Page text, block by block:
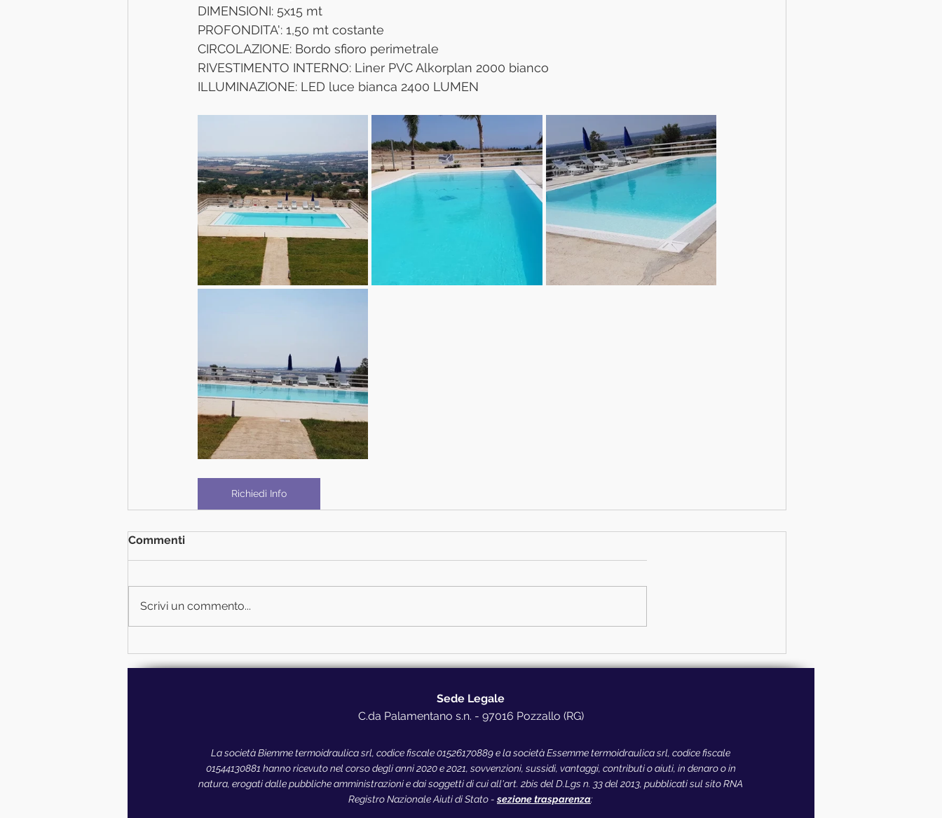
DIMENSIONI: 5x15 mt
PROFONDITA': 1,50 mt costante
CIRCOLAZIONE: Bordo sfioro perimetrale
RIVESTIMENTO INTERNO: Liner PVC Alkorplan 2000 bianco
ILLUMINAZIONE: LED luce bianca 2400 LUMEN
Richiedi Info
Commenti
Scrivi un commento...
Sede Legale
C.da Palamentano s.n. - 97016 Pozzallo (RG)
La società Biemme termoidraulica srl, codice fiscale 01526170889 e la società Essemme termoidraulica srl, codice fiscale
01544130881 hanno ricevuto nel corso degli anni 2020 e 2021, sovvenzioni, sussidi, vantaggi, contributi o aiuti, in denaro o in
natura, erogati dalle pubbliche amministrazioni e dai soggetti di cui all'art. 2bis del D.Lgs n. 33 del 2013, pubblicati sul sito RNA
Registro Nazionale Aiuti di Stato - sezione trasparenza: